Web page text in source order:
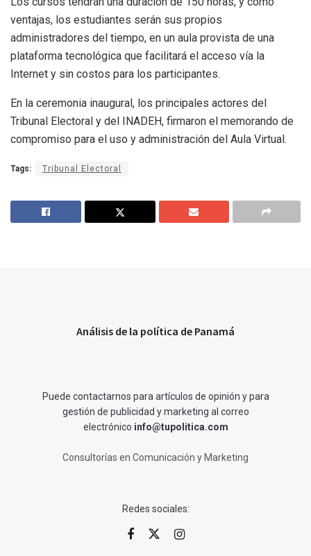
ventajas, los estudiantes serán sus propios
administradores del tiempo, en un aula provista de una
plataforma tecnológica que facilitará el acceso vía la
Internet y sin costos para los participantes.
En la ceremonia inaugural, los principales actores del
Tribunal Electoral y del INADEH, firmaron el memorando de
compromiso para el uso y administración del Aula Virtual.
Tags: Tribunal Electoral
Análisis de la política de Panamá
Puede contactarnos para artículos de opinión y para
gestión de publicidad y marketing al correo
electrónico info@tupolitica.com
Consultorías en Comunicación y Marketing
Redes sociales: